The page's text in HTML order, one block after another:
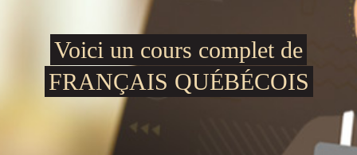
Voici un cours complet de
FRANÇAIS QUÉBÉCOIS